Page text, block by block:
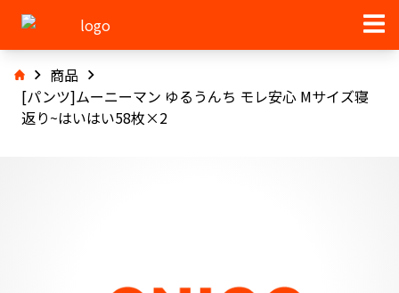
商品
[パンツ]ムーニーマン ゆるうんち モレ安心 Mサイズ寝
返り~はいはい58枚×2